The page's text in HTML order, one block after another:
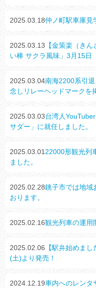
2025.03.18仲ノ町駅車庫見
2025.03.13 【金策楽（き
い棒 サクラ風味」3月15日
2025.03.04南海2200系引
念しリレーヘッドマークを
2025.03.03台湾人
サダー」に就任しました。
2025.03.0122000形観光列
ました。
2025.02.28銚子市では地域
おります。
2025.02.16観光列車の運用
2025.02.06 【駅弁始めま
(土)より発売！
2024.12.19車内へのレンタ